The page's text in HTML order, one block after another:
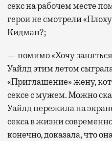
секс на рабочем месте
герои не смотрели
Кидман?;
— помимо «Хочу
Уайлд этим летом
«Приглашение» жену,
сексе с мужем. Можно
Уайлд пережила на
секса в жизни
конечно, доказала, что